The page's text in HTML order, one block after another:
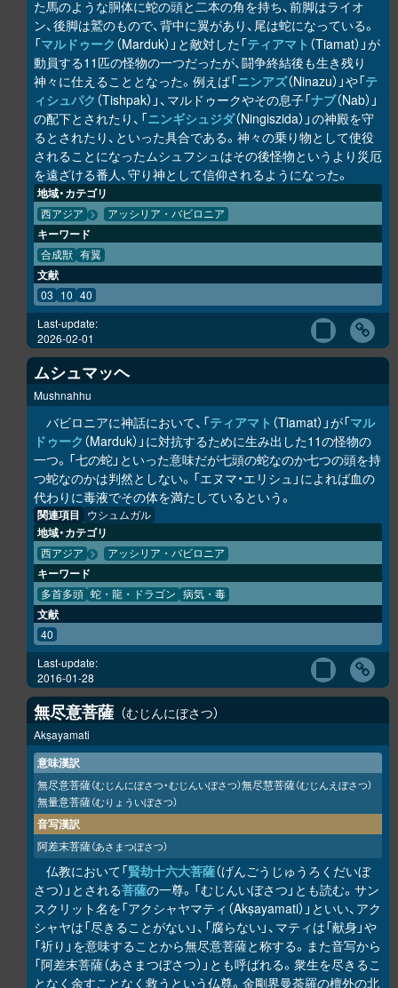
た馬のような胴体に蛇の頭と二本の角を持ち、前脚はライオ
ン、後脚は鷲のもので、背中に翼があり、尾は蛇になっている。
「マルドゥーク （Marduk）」と敵対した「ティアマト （Tiamat）」が
動員する11匹の怪物の一つだったが、闘争終結後も生き残り
神々に仕えることとなった。例えば「ニンアズ（Ninazu）」や「テ
ィシュパク （Tishpak）」、マルドゥークやその息子「ナブ（Nab）」
の配下とされたり、「ニンギシュジダ（Ningiszida）」の神殿を守
るとされたり、といった具合である。神々の乗り物として使役
されることになったムシュフシュはその後怪物というより災厄
を遠ざける番人、守り神として信仰されるようになった。
地域・カテゴリ
西アジア アッシリア・バビロニア
キーワード
合成獣 有翼
文献
03 10 40
Last-update:
2026-02-01
ムシュマッヘ
Mushnahhu
バビロニアに神話において、「ティアマト （Tiamat）」が「マル
ドゥーク （Marduk）」に対抗するために生み出した11の怪物の
一つ。「七の蛇」といった意味だが七頭の蛇なのか七つの頭を持
つ蛇なのかは判然としない。「エヌマ・エリシュ」によれば血の
代わりに毒液でその体を満たしているという。
関連項目 ウシュムガル
地域・カテゴリ
西アジア アッシリア・バビロニア
キーワード
多首多頭 蛇・龍・ドラゴン 病気・毒
文献
40
Last-update:
2016-01-28
無尽意菩薩 むじんにぼさつ
Akṣayamati
意味漢訳
無尽意菩薩（むじんにぼさつ・むじんいぼさつ）無尽慧菩薩（むじんえぼさつ）
無量意菩薩（むりょういぼさつ）
音写漢訳
阿差末菩薩（あさまつぼさつ）
仏教において「賢劫十六大菩薩（げんごうじゅうろくだいぼ
さつ）」とされる菩薩の一尊。「むじんいぼさつ」とも読む。サン
スクリット名を「アクシャヤマティ（Akṣayamati）」といい、アク
シャヤは「尽きることがない」、「腐らない」、マティは「献身」や
「祈り」を意味することから無尽意菩薩と称する。また音写から
「阿差末菩薩（あさまつぼさつ）」とも呼ばれる。衆生を尽きるこ
となく余すことなく救うという仏尊。 金剛界曼荼羅の檀外の北